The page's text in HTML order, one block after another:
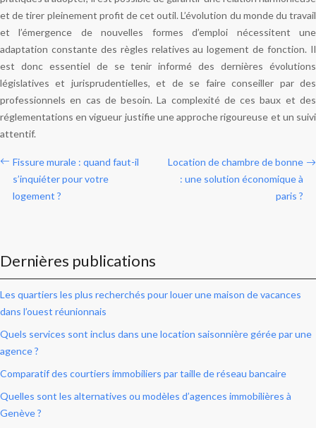
et de tirer pleinement profit de cet outil. L’évolution du monde du travail
et l’émergence de nouvelles formes d’emploi nécessitent une
adaptation constante des règles relatives au logement de fonction. Il
est donc essentiel de se tenir informé des dernières évolutions
législatives et jurisprudentielles, et de se faire conseiller par des
professionnels en cas de besoin. La complexité de ces baux et des
réglementations en vigueur justifie une approche rigoureuse et un suivi
attentif.
Fissure murale : quand faut-il
s’inquiéter pour votre
logement ?
Location de chambre de bonne
: une solution économique à
paris ?
Dernières publications
Les quartiers les plus recherchés pour louer une maison de vacances
dans l’ouest réunionnais
Quels services sont inclus dans une location saisonnière gérée par une
agence ?
Comparatif des courtiers immobiliers par taille de réseau bancaire
Quelles sont les alternatives ou modèles d’agences immobilières à
Genève ?